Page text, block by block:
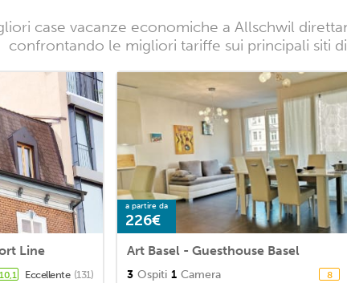
case vacanze economiche a Allschwil
confrontando le migliori tariffe sui principali siti
Line
10,1 Eccellente (131)
a partire da
226€
Art Basel - Guesthouse Basel
3 Ospiti 1 Camera 8